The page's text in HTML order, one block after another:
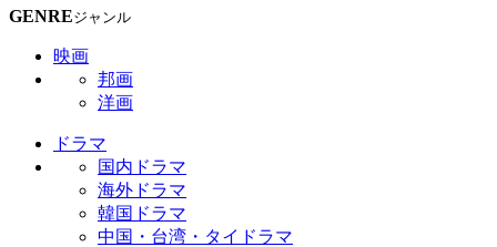
GENREジャンル
映画
邦画
洋画
ドラマ
国内ドラマ
海外ドラマ
韓国ドラマ
中国・台湾・タイドラマ